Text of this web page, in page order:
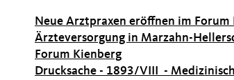
Neue Arztpraxen eröffnen im Forum
Ärzteversorgung in Marzahn-
Forum Kienberg
Drucksache - 1893/VIII -